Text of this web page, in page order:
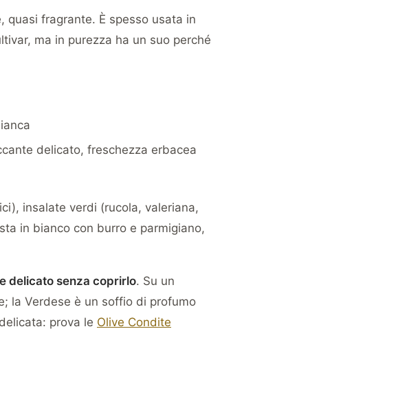
quasi fragrante. È spesso usata in
ma in purezza ha un suo perché
delicato, freschezza erbacea
insalate verdi (rucola, valeriana,
in bianco con burro e parmigiano,
delicato senza coprirlo. Su un
la Verdese è un soffio di profumo
prova le Olive Condite